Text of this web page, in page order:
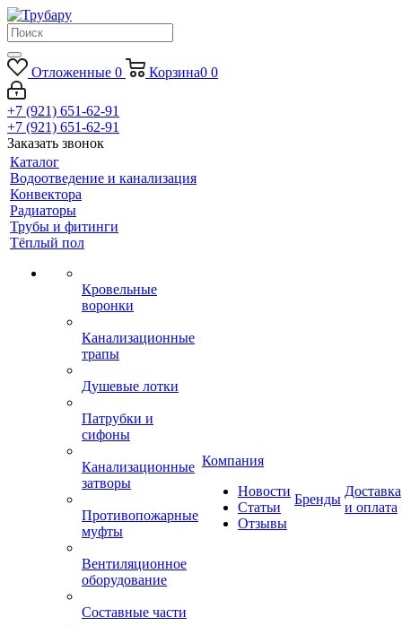
Отложенные 0 Корзина0 0
+7 (921) 651-62-91
+7 (921) 651-62-91
Заказать звонок
Каталог
Водоотведение и канализация
Конвектора
Радиаторы
Трубы и фитинги
Тёплый пол
Кровельные
воронки
Канализационные
трапы
Душевые лотки
Патрубки и
сифоны
Канализационные
затворы
Противопожарные
муфты
Вентиляционное
оборудование
Составные части
Компания
Новости
Статьи
Отзывы
Бренды
Доставка
и оплата